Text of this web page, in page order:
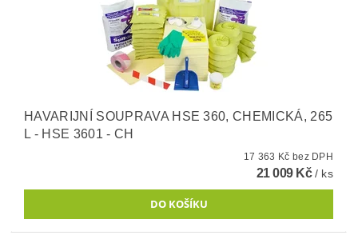
HAVARIJNÍ SOUPRAVA HSE 360, CHEMICKÁ, 265
L - HSE 3601 - CH
17 363 Kč bez DPH
21 009 Kč/ ks